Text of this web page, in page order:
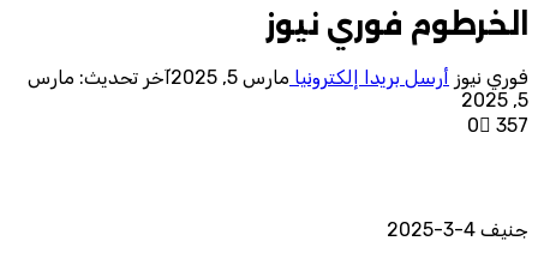
الخرطوم فوري نيوز
فوري نيوز أرسل بريدا إلكترونيا مارس 5, 2025
آخر تحديث: مارس
5, 2025
0
357
جنيف 4-3-2025